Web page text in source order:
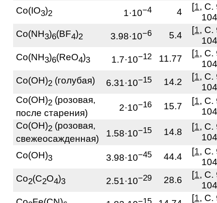
Co(IO3)2 1·10−4 4
[1, С.
Co(NH3)6(BF4)2 3.98·10−6 5.4
[1, С.
Co(NH3)6(ReO4)3 1.7·10−12 11.77
[1, С.
Co(OH)2 (голубая) 6.31·10−15 14.2
[1, С.
Co(OH)2 (розовая,
после старения)
2·10−16 15.7
[1, С.
Co(OH)2 (розовая,
свежеосажденная)
1.58·10−15 14.8
[1, С.
Co(OH)3 3.98·10−45 44.4
[1, С.
Co2(C2O4)3 2.51·10−29 28.6
[1, С.
[1, С.